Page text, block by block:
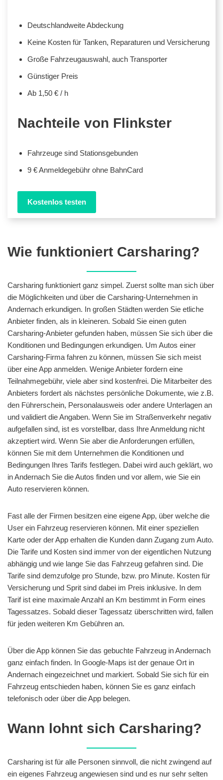
Deutschlandweite Abdeckung
Keine Kosten für Tanken, Reparaturen und Versicherung
Große Fahrzeugauswahl, auch Transporter
Günstiger Preis
Ab 1,50 € / h
Nachteile von Flinkster
Fahrzeuge sind Stationsgebunden
9 € Anmeldegebühr ohne BahnCard
Kostenlos testen
Wie funktioniert Carsharing?
Carsharing funktioniert ganz simpel. Zuerst sollte man sich über
die Möglichkeiten und über die Carsharing-Unternehmen in
Andernach erkundigen. In großen Städten werden Sie etliche
Anbieter finden, als in kleineren. Sobald Sie einen guten
Carsharing-Anbieter gefunden haben, müssen Sie sich über die
Konditionen und Bedingungen erkundigen. Um Autos einer
Carsharing-Firma fahren zu können, müssen Sie sich meist
über eine App anmelden. Wenige Anbieter fordern eine
Teilnahmegebühr, viele aber sind kostenfrei. Die Mitarbeiter des
Anbieters fordert als nächstes persönliche Dokumente, wie z.B.
den Führerschein, Personalausweis oder andere Unterlagen an
und validiert die Angaben. Wenn Sie im Straßenverkehr negativ
aufgefallen sind, ist es vorstellbar, dass Ihre Anmeldung nicht
akzeptiert wird. Wenn Sie aber die Anforderungen erfüllen,
können Sie mit dem Unternehmen die Konditionen und
Bedingungen Ihres Tarifs festlegen. Dabei wird auch geklärt, wo
in Andernach Sie die Autos finden und vor allem, wie Sie ein
Auto reservieren können.
Fast alle der Firmen besitzen eine eigene App, über welche die
User ein Fahrzeug reservieren können. Mit einer speziellen
Karte oder der App erhalten die Kunden dann Zugang zum Auto.
Die Tarife und Kosten sind immer von der eigentlichen Nutzung
abhängig und wie lange Sie das Fahrzeug gefahren sind. Die
Tarife sind demzufolge pro Stunde, bzw. pro Minute. Kosten für
Versicherung und Sprit sind dabei im Preis inklusive. In dem
Tarif ist eine maximale Anzahl an Km bestimmt in Form eines
Tagessatzes. Sobald dieser Tagessatz überschritten wird, fallen
für jeden weiteren Km Gebühren an.
Über die App können Sie das gebuchte Fahrzeug in Andernach
ganz einfach finden. In Google-Maps ist der genaue Ort in
Andernach eingezeichnet und markiert. Sobald Sie sich für ein
Fahrzeug entschieden haben, können Sie es ganz einfach
telefonisch oder über die App belegen.
Wann lohnt sich Carsharing?
Carsharing ist für alle Personen sinnvoll, die nicht zwingend auf
ein eigenes Fahrzeug angewiesen sind und es nur sehr selten